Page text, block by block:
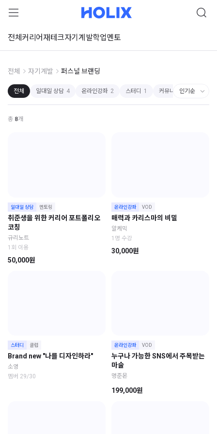
전체 커리어재테크자기계발학업멘토
전체 자기계발 퍼스널 브랜딩
전체 일대일 상담 4 온라인강좌 2 스터디 1 커뮤니티 1
총 8개
일대일 상담 멘토링
취준생을 위한 커리어 포트폴리오
코칭
규리노트
1회 이용
50,000원
온라인강좌 VOD
매력과 카리스마의 비밀
알케믹
1명 수강
30,000원
스터디 클럽
Brand new "나를 디자인하라"
소영
멤버 29/30
온라인강좌 VOD
누구나 가능한 SNS에서 주목받는
마술
명준몬
199,000원